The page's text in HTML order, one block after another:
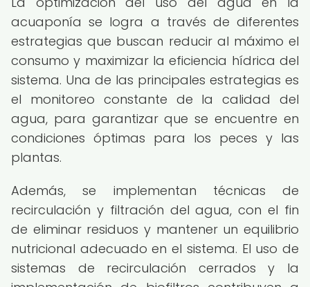
acuaponía se logra a través de diferentes
estrategias que buscan reducir al máximo el
consumo y maximizar la eficiencia hídrica del
sistema. Una de las principales estrategias es
el monitoreo constante de la calidad del
agua, para garantizar que se encuentre en
condiciones óptimas para los peces y las
plantas.
Además, se implementan técnicas de
recirculación y filtración del agua, con el fin
de eliminar residuos y mantener un equilibrio
nutricional adecuado en el sistema. El uso de
sistemas de recirculación cerrados y la